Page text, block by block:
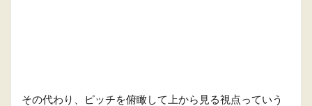
その代わり、ピッチを俯瞰して上から見る視点っていう